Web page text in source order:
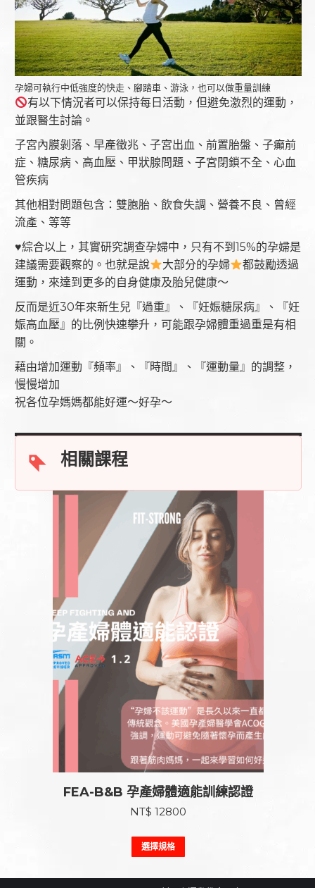
孕婦可執行中低強度的快走、腳踏車、游泳，也可以做重量訓練
有以下情況者可以保持每日活動，但避免激烈的運動，
並跟醫生討論。
子宮內膜剝落、早產徵兆、子宮出血、前置胎盤、子癲前
症、糖尿病、高血壓、甲狀腺問題、子宮閉鎖不全、心血
管疾病
其他相對問題包含：雙胞胎、飲食失調、營養不良、曾經
流產、等等
♥️綜合以上，其實研究調查孕婦中，只有不到15%的孕婦是
建議需要觀察的。也就是說
大部分的孕婦
都鼓勵透過
運動，來達到更多的自身健康及胎兒健康～
反而是近30年來新生兒『過重』、『妊娠糖尿病』、『妊
娠高血壓』的比例快速攀升，可能跟孕婦體重過重是有相
關。
藉由增加運動『頻率』、『時間』、『運動量』的調整，
慢慢增加
祝各位孕媽媽都能好運～好孕～
相關課程
FEA-B&B 孕產婦體適能訓練認證
NT$ 12800
選擇規格
產
有